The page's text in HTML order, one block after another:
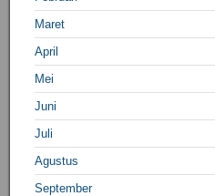
Maret
April
Mei
Juni
Juli
Agustus
September